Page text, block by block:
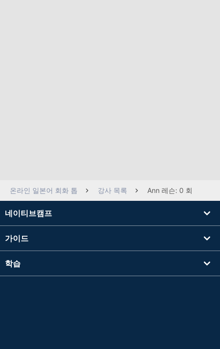
온라인 일본어 회화 톱 강사 목록 Ann 레슨: 0 회
네이티브캠프
가이드
학습